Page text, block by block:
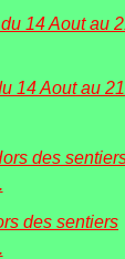
14 Aout au 21
des sentiers